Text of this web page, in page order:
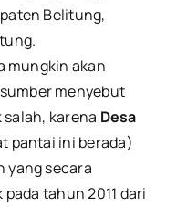
Belitung,
mungkin akan
menyebut
salah, karena Desa
pantai ini berada)
yang secara
tahun 2011 dari